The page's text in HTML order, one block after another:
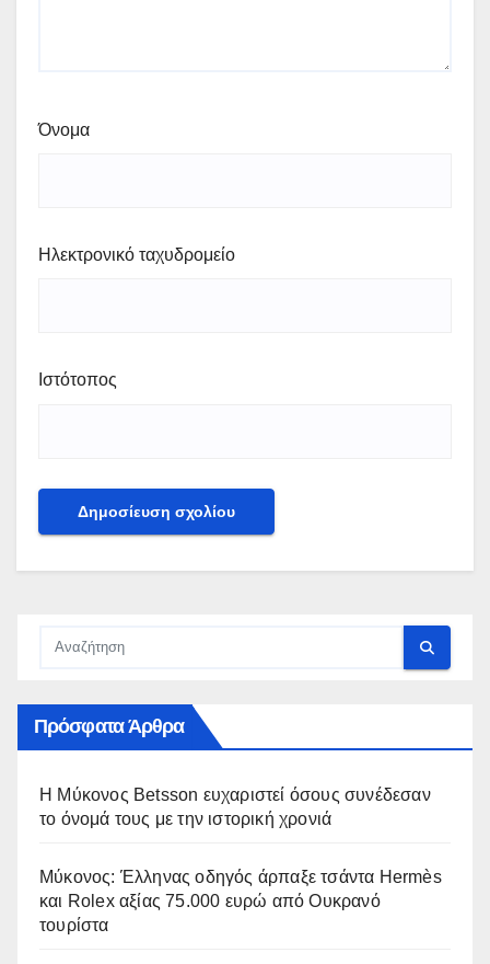
Όνομα
Ηλεκτρονικό ταχυδρομείο
Ιστότοπος
Πρόσφατα Άρθρα
Η Μύκονος Betsson ευχαριστεί όσους συνέδεσαν
το όνομά τους με την ιστορική χρονιά
Μύκονος: Έλληνας οδηγός άρπαξε τσάντα Hermès
και Rolex αξίας 75.000 ευρώ από Ουκρανό
τουρίστα